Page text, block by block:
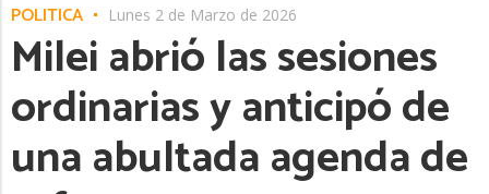
POLITICA Lunes 2 de Marzo de 2026
Milei abrió las sesiones
ordinarias y anticipó de
una abultada agenda de